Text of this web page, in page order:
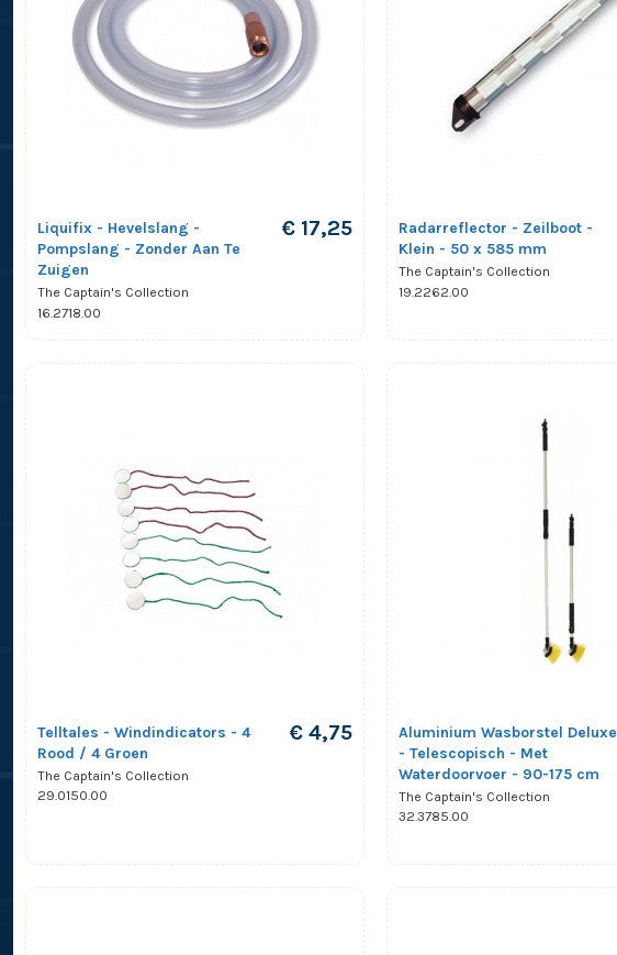
Liquifix - Hevelslang -
Pompslang - Zonder Aan Te
Zuigen
The Captain's Collection
16.2718.00
€ 17,25
Radarreflector - Zeilboot -
Klein - 50 x 585 mm
The Captain's Collection
19.2262.00
Telltales - Windindicators - 4
Rood / 4 Groen
The Captain's Collection
29.0150.00
€ 4,75
Aluminium Wasborstel Deluxe
- Telescopisch - Met
Waterdoorvoer - 90-175 cm
The Captain's Collection
32.3785.00